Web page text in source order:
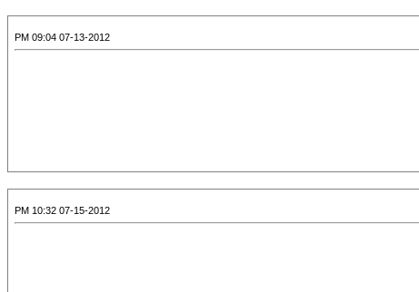
07-13-2012 09:04 PM
07-15-2012 10:32 PM